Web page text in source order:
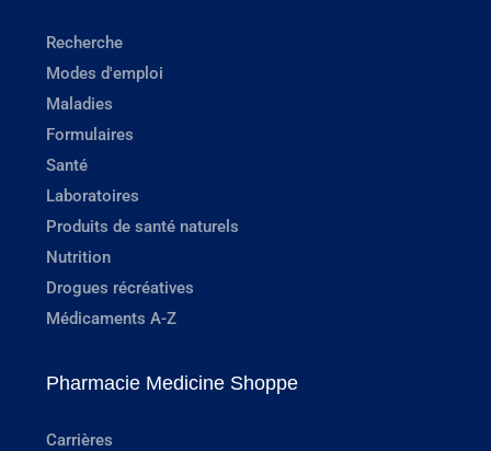
Recherche
Modes d'emploi
Maladies
Formulaires
Santé
Laboratoires
Produits de santé naturels
Nutrition
Drogues récréatives
Médicaments A-Z
Pharmacie Medicine Shoppe
Carrières